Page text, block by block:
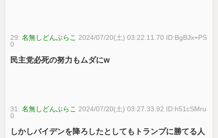
29:名無しどんぶらこ 2024/07/20(土) 03:22:11.70 ID:BgBJx+PS
0
民主党必死の努力もムダにw
31:名無しどんぶらこ 2024/07/20(土) 03:27:33.92 ID:h51cSMru
0
しかしバイデンを降ろしたとしてもトランプに勝てる人